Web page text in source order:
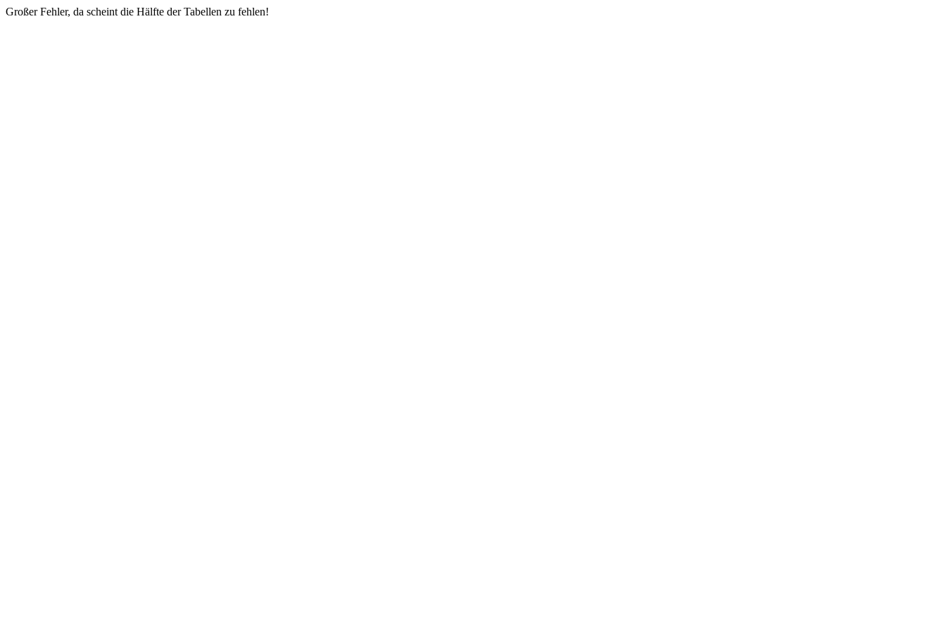
Großer Fehler, da scheint die Hälfte der Tabellen zu fehlen!